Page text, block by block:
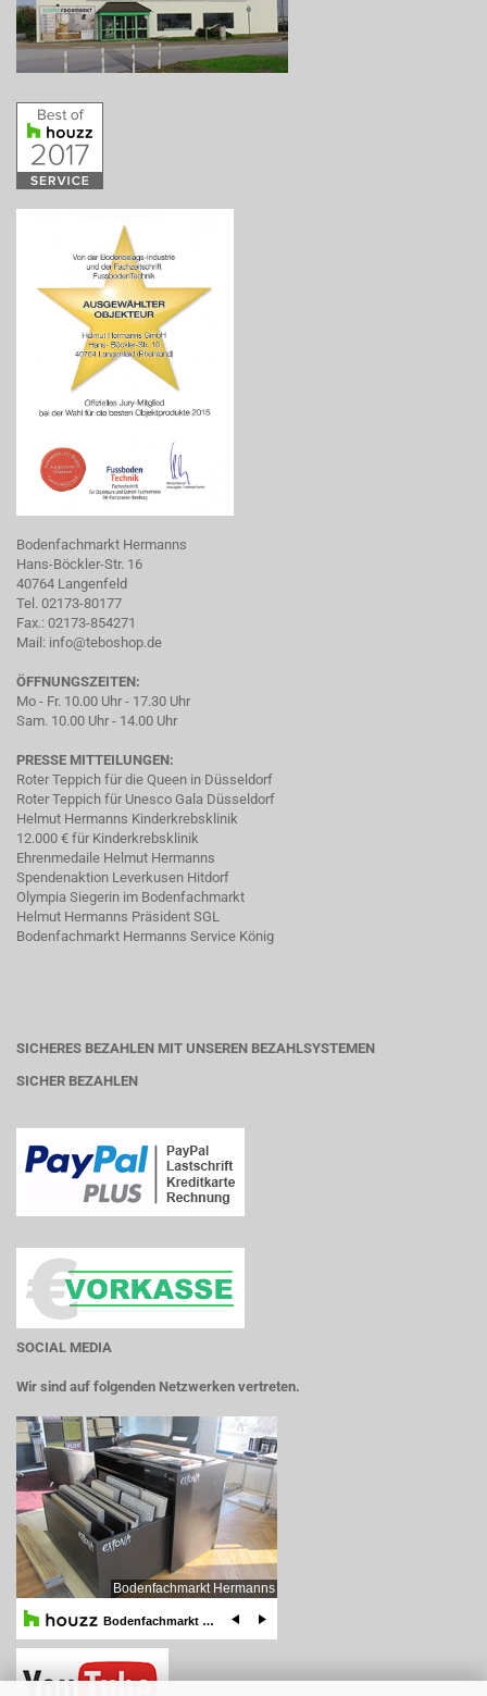
Bodenfachmarkt Hermanns
Hans-Böckler-Str. 16
40764 Langenfeld
Tel. 02173-80177
Fax.: 02173-854271
Mail: info@teboshop.de
ÖFFNUNGSZEITEN:
Mo - Fr. 10.00 Uhr - 17.30 Uhr
Sam. 10.00 Uhr - 14.00 Uhr
PRESSE MITTEILUNGEN:
Roter Teppich für die Queen in Düsseldorf
Roter Teppich für Unesco Gala Düsseldorf
Helmut Hermanns Kinderkrebsklinik
12.000 € für Kinderkrebsklinik
Ehrenmedaile Helmut Hermanns
Spendenaktion Leverkusen Hitdorf
Olympia Siegerin im Bodenfachmarkt
Helmut Hermanns Präsident SGL
Bodenfachmarkt Hermanns Service König
SICHERES BEZAHLEN MIT UNSEREN BEZAHLSYSTEMEN
SICHER BEZAHLEN
SOCIAL MEDIA
Wir sind auf folgenden Netzwerken vertreten.